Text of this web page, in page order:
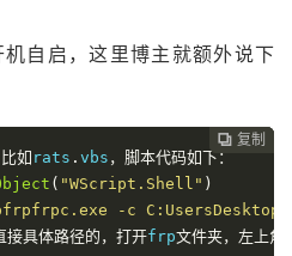
机自启，这里博主就额外说下
 复制
 复制
 复制
如 rats . vbs ，脚本代码如下：
( "WScript.Shell" )
-c
接具体路径的，打开frp文件夹，左上角